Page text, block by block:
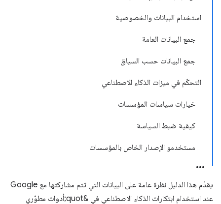
استخدام البيانات والخصوصية
جمع البيانات العامة
جمع البيانات حسب السياق
التحكّم في ميزات الذكاء الاصطناعي
خيارات سياسات المؤسسات
كيفية ضبط السياسة
مستخدمو الإصدار الخاص بالمؤسسات
يقدّم هذا الدليل نظرة عامة على البيانات التي تتم مشاركتها مع Google
عند استخدام ابتكارات الذكاء الاصطناعي في &quot;أدوات مطوّري